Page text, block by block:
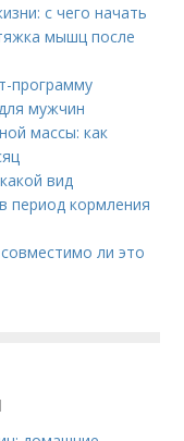
с чего начать
мышц после
программу
мужчин
массы: как
вид
период кормления
ли это